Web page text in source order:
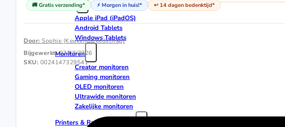
Tablets
Apple iPad (iPadOS)
Android Tablets
Windows Tablets
Monitoren
Creator monitoren
Gaming monitoren
OLED monitoren
Ultrawide monitoren
Zakelijke monitoren
Printers & Randapparatuur
🚚 Gratis verzending* ⚡ Morgen in huis!* ↩️ 14 dagen bedenktijd*
Door: Sophie (Keukengereedschap)
Bijgewerkt:07/08/2026
SKU: 0024147329541